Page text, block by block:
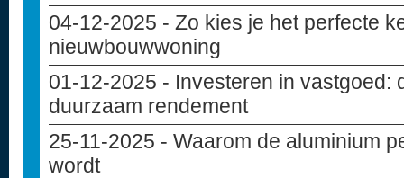
04-12-2025 - Zo kies je het perfecte
nieuwbouwwoning
01-12-2025 - Investeren in vastgoed:
duurzaam rendement
25-11-2025 - Waarom de aluminium
wordt